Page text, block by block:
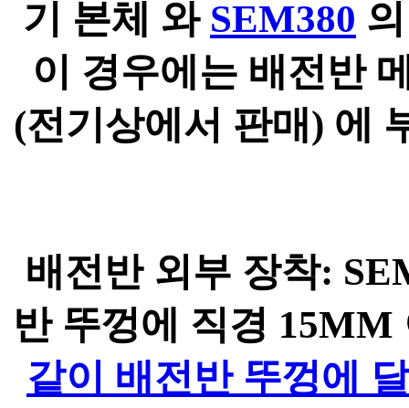
기 본체 와 SEM380
이 경우에는 배전반
(전기상에서 판매) 에
배전반 외부 장착:
반 뚜껑에 직경
같이 배전반 뚜껑에